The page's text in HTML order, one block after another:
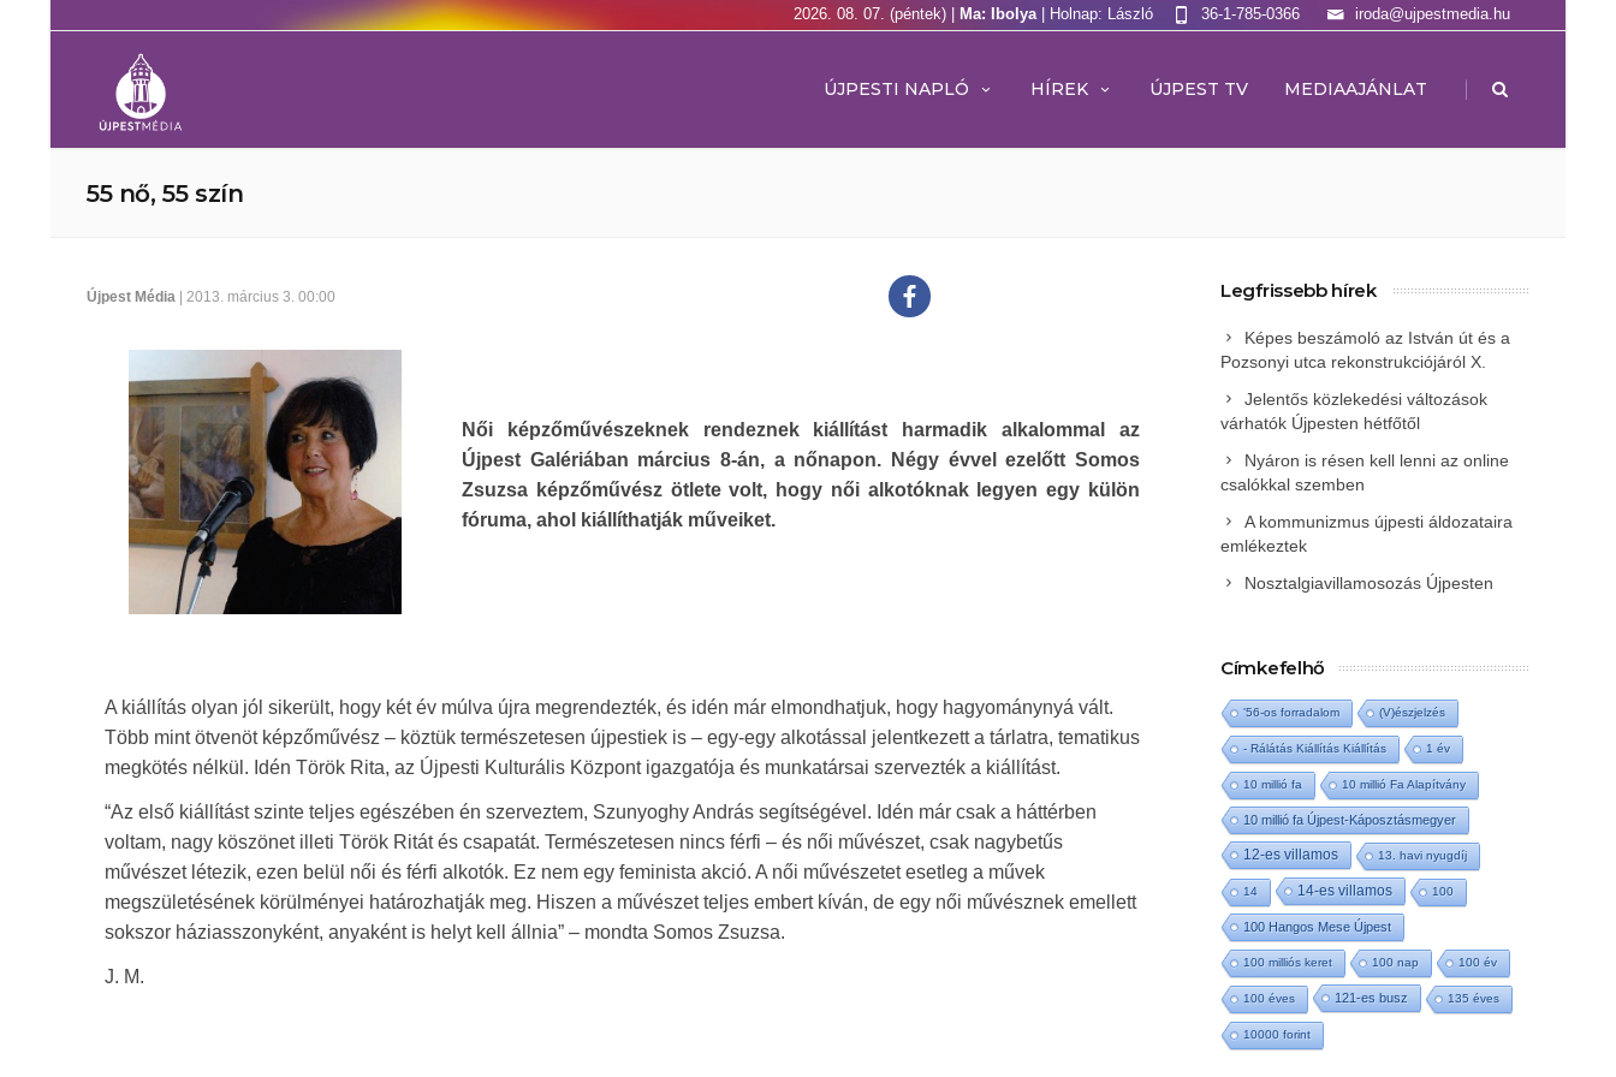
2026. 08. 07. (péntek) | Ma: Ibolya | Holnap: László iroda@ujpestmedia.hu
36-1-785-0366
ÚJPESTI NAPLÓ HÍREK ÚJPEST TV MEDIAAJÁNLAT |
55 nő, 55 szín
Újpest Média | 2013. március 3. 00:00
Női képzőművészeknek rendeznek kiállítást harmadik alkalommal az
Újpest Galériában március 8-án, a nőnapon. Négy évvel ezelőtt Somos
Zsuzsa képzőművész ötlete volt, hogy női alkotóknak legyen egy külön
fóruma, ahol kiállíthatják műveiket.
A kiállítás olyan jól sikerült, hogy két év múlva újra megrendezték, és idén már elmondhatjuk, hogy hagyománynyá vált.
Több mint ötvenöt képzőművész – köztük természetesen újpestiek is – egy-egy alkotással jelentkezett a tárlatra, tematikus
megkötés nélkül. Idén Török Rita, az Újpesti Kulturális Központ igazgatója és munkatársai szervezték a kiállítást.
“Az első kiállítást szinte teljes egészében én szerveztem, Szunyoghy András segítségével. Idén már csak a háttérben
voltam, nagy köszönet illeti Török Ritát és csapatát. Természetesen nincs férfi – és női művészet, csak nagybetűs
művészet létezik, ezen belül női és férfi alkotók. Ez nem egy feminista akció. A női művészetet esetleg a művek
megszületésének körülményei határozhatják meg. Hiszen a művészet teljes embert kíván, de egy női művésznek emellett
sokszor háziasszonyként, anyaként is helyt kell állnia” – mondta Somos Zsuzsa.
J. M.
Legfrissebb hírek
Képes beszámoló az István út és a
Pozsonyi utca rekonstrukciójáról X.
Jelentős közlekedési változások
várhatók Újpesten hétfőtől
Nyáron is résen kell lenni az online
csalókkal szemben
A kommunizmus újpesti áldozataira
emlékeztek
Nosztalgiavillamosozás Újpesten
Címkefelhő
'56-os forradalom (V)észjelzés
- Rálátás Kiállítás Kiállítás 1 év
10 millió fa 10 millió Fa Alapítvány
10 millió fa Újpest-Káposztásmegyer
12-es villamos 13. havi nyugdíj
14 14-es villamos 100
100 Hangos Mese Újpest
100 milliós keret 100 nap 100 év
100 éves 121-es busz 135 éves
10000 forint